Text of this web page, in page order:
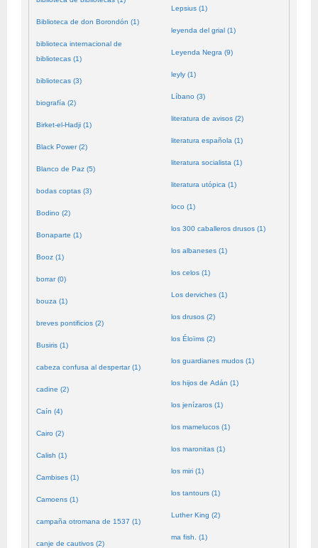
Biblioteca de don Borondón (1)
biblioteca internacional de
bibliotecas (1)
bibliotecas (3)
biografía (2)
Birket-el-Hadji (1)
Black Power (2)
Blanco de Paz (5)
bodas coptas (3)
Bodino (2)
Bonaparte (1)
Booz (1)
borrar (0)
bouza (1)
breves pontificios (2)
Busiris (1)
cabeza confusa al despertar (1)
cadine (2)
Caín (4)
Cairo (2)
Calish (1)
Cambises (1)
Camoens (1)
campaña otromana de 1537 (1)
canje de cautivos (2)
Lepsius (1)
leyenda del grial (1)
Leyenda Negra (9)
leyly (1)
Líbano (3)
literatura de avisos (2)
literatura española (1)
literatura socialista (1)
literatura utópica (1)
loco (1)
los 300 caballeros drusos (1)
los albaneses (1)
los celos (1)
Los derviches (1)
los drusos (2)
los Éloïms (2)
los guardianes mudos (1)
los hijos de Adán (1)
los jenízaros (1)
los mamelucos (1)
los maronitas (1)
los miri (1)
los tantours (1)
Luther King (2)
ma fish. (1)